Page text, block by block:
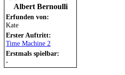
Albert Bernoulli
Erfunden von:
Kate
Erster Auftritt:
Time Machine 2
Erstmals spielbar:
-